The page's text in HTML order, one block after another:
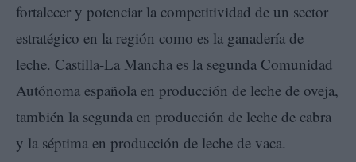
fortalecer y potenciar la competitividad de un sector
estratégico en la región como es la ganadería de
leche. Castilla-La Mancha es la segunda Comunidad
Autónoma española en producción de leche de oveja,
también la segunda en producción de leche de cabra
y la séptima en producción de leche de vaca.